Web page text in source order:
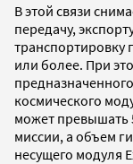
В этой связи
передачу,
транспортировку
или более. При
космического
может превышать
миссии, а объем
несущего модуля